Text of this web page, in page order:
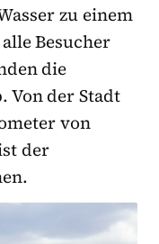
zu einem
Besucher
die
Von der Stadt
von
der